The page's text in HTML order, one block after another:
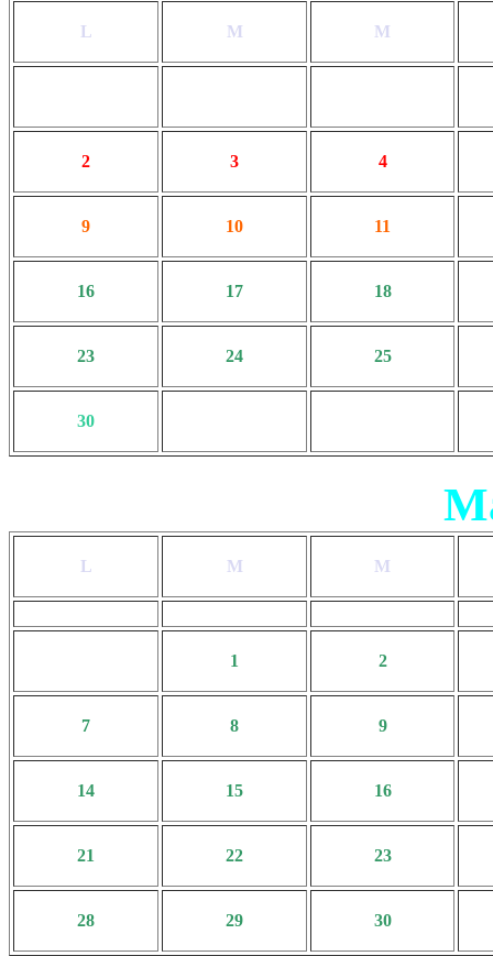
L M M
2 3 4
9 10 11
16 17 18
23 24 25
30
L M M
1 2
7 8 9
14 15 16
21 22 23
28 29 30